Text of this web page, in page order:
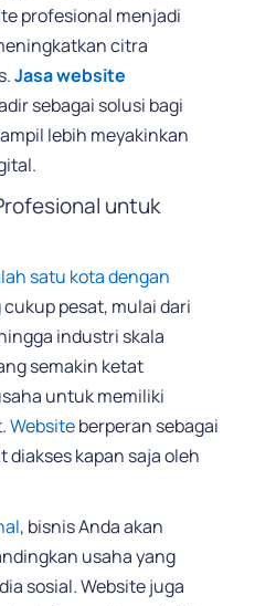
profesional menjadi
citra
Jasa website
sebagai solusi bagi
lebih meyakinkan
untuk
satu kota dengan
cukup pesat, mulai dari
industri skala
semakin ketat
untuk memiliki
Websiteberperan sebagai
diakses kapan saja oleh
, bisnis Anda akan
usaha yang
sosial. Website juga